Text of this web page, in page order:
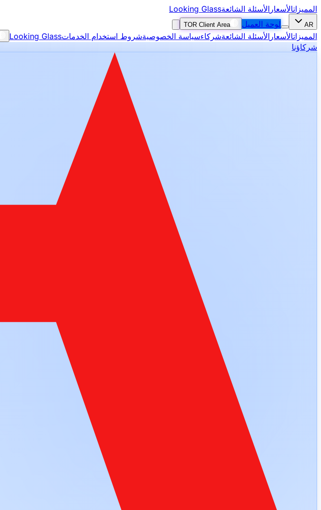
المميزاتالأسعار الأسئلة الشائعةLooking Glass
AR لوحة العميل TOR Client Area
المميزاتالأسعار الأسئلة الشائعةشركاءسياسة الخصوصيةشروط استخدام الخدماتLooking Glass
شركاؤنا